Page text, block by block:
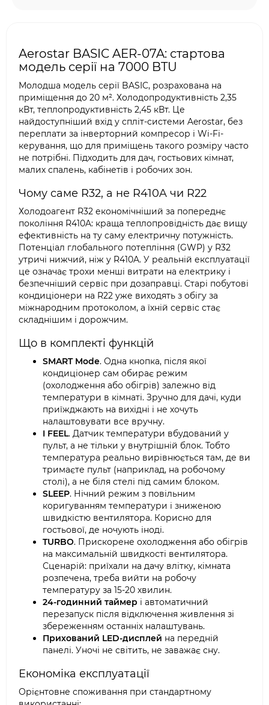
Aerostar BASIC AER-07A: стартова
модель серії на 7000 BTU
Молодша модель серії BASIC, розрахована на
приміщення до 20 м². Холодопродуктивність 2,35
кВт, теплопродуктивність 2,45 кВт. Це
найдоступніший вхід у спліт-системи Aerostar, без
переплати за інверторний компресор і Wi-Fi-
керування, що для приміщень такого розміру часто
не потрібні. Підходить для дач, гостьових кімнат,
малих спалень, кабінетів і робочих зон.
Чому саме R32, а не R410A чи R22
Холодоагент R32 економічніший за попереднє
покоління R410A: краща теплопровідність дає вищу
ефективність на ту саму електричну потужність.
Потенціал глобального потепління (GWP) у R32
утричі нижчий, ніж у R410A. У реальній експлуатації
це означає трохи менші витрати на електрику і
безпечніший сервіс при дозаправці. Старі побутові
кондиціонери на R22 уже виходять з обігу за
міжнародним протоколом, а їхній сервіс стає
складнішим і дорожчим.
Що в комплекті функцій
SMART Mode. Одна кнопка, після якої
кондиціонер сам обирає режим
(охолодження або обігрів) залежно від
температури в кімнаті. Зручно для дачі, куди
приїжджають на вихідні і не хочуть
налаштовувати все вручну.
I FEEL. Датчик температури вбудований у
пульт, а не тільки у внутрішній блок. Тобто
температура реально вирівнюється там, де ви
тримаєте пульт (наприклад, на робочому
столі), а не біля стелі під самим блоком.
SLEEP. Нічний режим з повільним
коригуванням температури і зниженою
швидкістю вентилятора. Корисно для
гостьової, де ночують іноді.
TURBO. Прискорене охолодження або обігрів
на максимальній швидкості вентилятора.
Сценарій: приїхали на дачу влітку, кімната
розпечена, треба вийти на робочу
температуру за 15-20 хвилин.
24-годинний таймер і автоматичний
перезапуск після відключення живлення зі
збереженням останніх налаштувань.
Прихований LED-дисплей на передній
панелі. Уночі не світить, не заважає сну.
Економіка експлуатації
Орієнтовне споживання при стандартному